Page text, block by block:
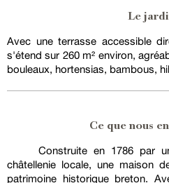
Le
Avec une terrasse accessible
s'étend sur 260 m² environ,
bouleaux, hortensias, bambous,
Ce que nous
Construite en 1786 par
châtellenie locale, une maison
patrimoine historique breton.